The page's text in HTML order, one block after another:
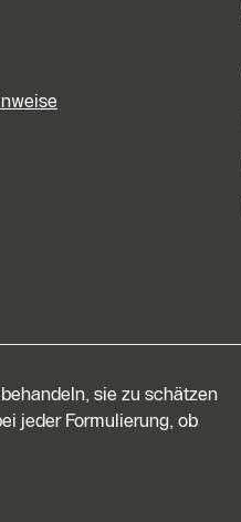
sie zu schätzen
jeder Formulierung, ob